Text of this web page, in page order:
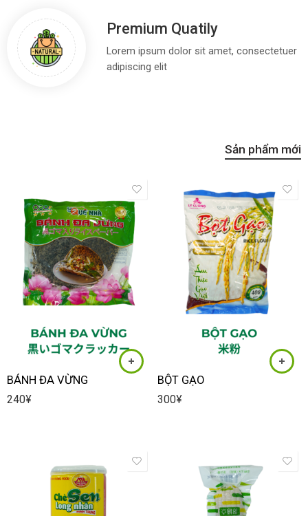
Premium Quatily
Lorem ipsum dolor sit amet, consectetuer
adipiscing elit
Sản phẩm mới
BÁNH ĐA VỪNG
240¥
BỘT GẠO
300¥